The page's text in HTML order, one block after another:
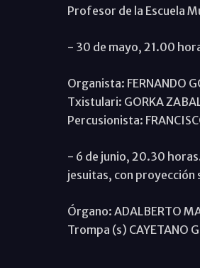
Profesor de la Escuela
- 30 de mayo, 21.00
Organista: FERNANDO
Txistulari: GORKA
Percusionista:
- 6 de junio, 20.30
jesuitas, con proyección
Órgano: ADALBERTO
Trompa (s) CAYETANO